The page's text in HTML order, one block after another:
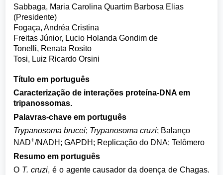
Sabbaga, Maria Carolina Quartim Barbosa Elias
(Presidente)
Fogaça, Andréa Cristina
Freitas Júnior, Lucio Holanda Gondim de
Tonelli, Renata Rosito
Tosi, Luiz Ricardo Orsini
Título em português
Caracterização de interações proteína-DNA em
tripanossomas.
Palavras-chave em português
Trypanosoma brucei; Trypanosoma cruzi; Balanço
NAD+/NADH; GAPDH; Replicação do DNA; Telômero
Resumo em português
O T. cruzi, é o agente causador da doença de Chagas.